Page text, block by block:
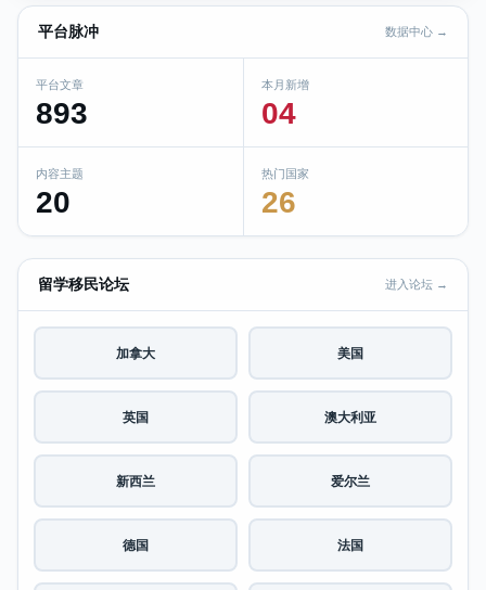
平台脉冲 数据中心 →
平台文章
893
本月新增
04
内容主题
20
热门国家
26
留学移民论坛 进入论坛 →
加拿大 美国
英国 澳大利亚
新西兰 爱尔兰
德国 法国